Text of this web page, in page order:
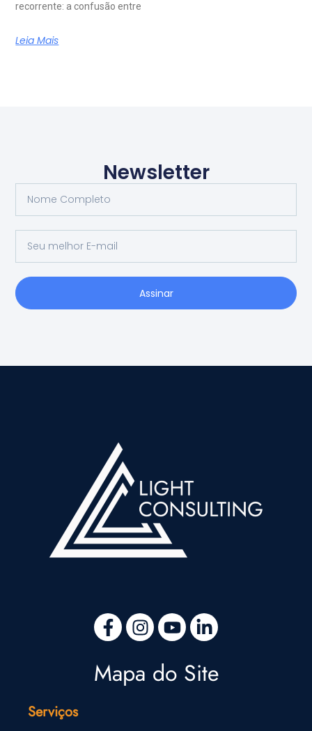
recorrente: a confusão entre
Leia Mais
Newsletter
Assinar
Mapa do Site
Serviços